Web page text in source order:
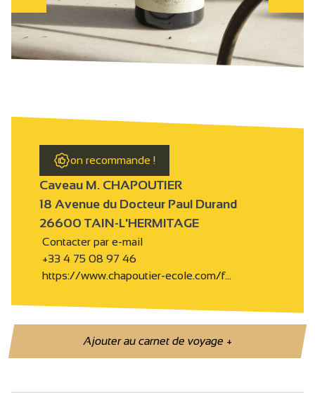
on recommande !
Caveau M. CHAPOUTIER
18 Avenue du Docteur Paul Durand
26600 TAIN-L'HERMITAGE
Contacter par e-mail
+33 4 75 08 97 46
https://www.chapoutier-ecole.com/f…
Ajouter au carnet de voyage+